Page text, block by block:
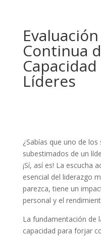
Continua
Líderes
¿Sabías que uno de
subestimados de un
¡Sí, así es! La escucha
esencial del liderazgo
parezca, tiene un
personal y el
La fundamentación de
capacidad para forjar